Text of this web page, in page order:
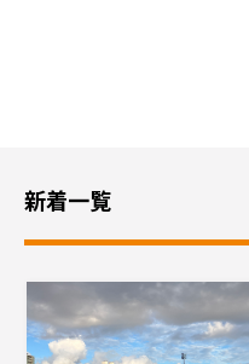
新着一覧